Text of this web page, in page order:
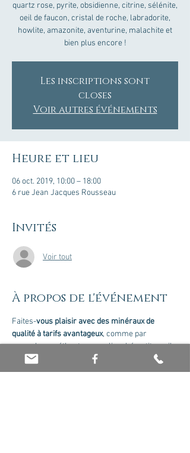
quartz rose, pyrite, obsidienne, citrine, sélénite,
oeil de faucon, cristal de roche, labradorite,
howlite, amazonite, aventurine, malachite et
bien plus encore !
Les inscriptions sont
closes
Voir autres événements
Heure et lieu
06 oct. 2019, 10:00 – 18:00
6 rue Jean Jacques Rousseau
Invités
Voir tout
À propos de l'événement
Faites-vous plaisir avec des minéraux de
qualité à tarifs avantageux, comme par
exemple : améthyste, cornaline, hématite, oeil
de tigre, quartz rose, pyrite, obsidienne, citrine,
sélénite, oeil de faucon, cristal de roche,